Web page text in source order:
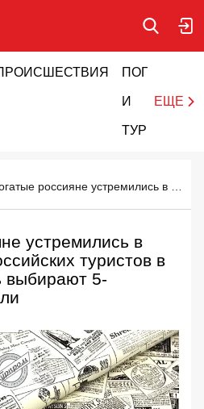
ПОГОДА
И
ТУРИЗМ
ЕЩЕ
устремились в
туристов в
выбирают 5-